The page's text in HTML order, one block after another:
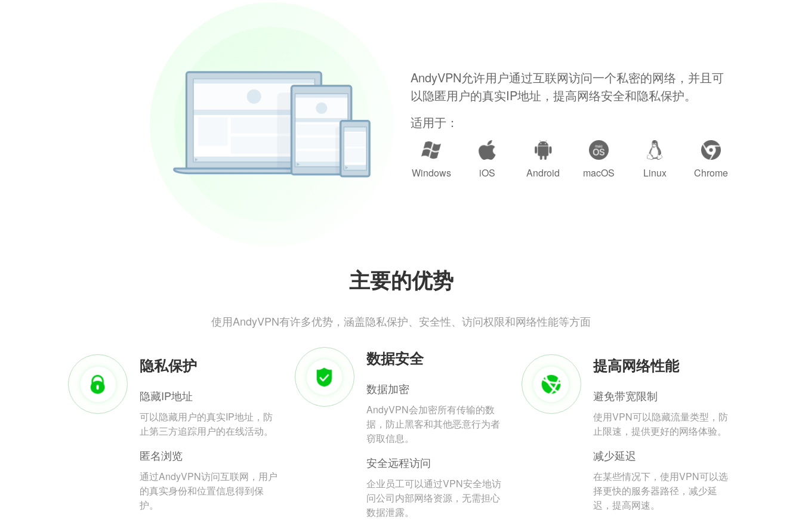
AndyVPN允许用户通过互联网访问一个私密的网络，并且可
以隐匿用户的真实IP地址，提高网络安全和隐私保护。
适用于：
Windows iOS Android macOS Linux Chrome
主要的优势
使用AndyVPN有许多优势，涵盖隐私保护、安全性、访问权限和网络性能等方面
隐私保护
隐藏IP地址
可以隐藏用户的真实IP地址，防
止第三方追踪用户的在线活动。
匿名浏览
通过AndyVPN访问互联网，用户
的真实身份和位置信息得到保
护。
数据安全
数据加密
AndyVPN会加密所有传输的数
据，防止黑客和其他恶意行为者
窃取信息。
安全远程访问
企业员工可以通过VPN安全地访
问公司内部网络资源，无需担心
数据泄露。
提高网络性能
避免带宽限制
使用VPN可以隐藏流量类型，防
止限速，提供更好的网络体验。
减少延迟
在某些情况下，使用VPN可以选
择更快的服务器路径，减少延
迟，提高网速。